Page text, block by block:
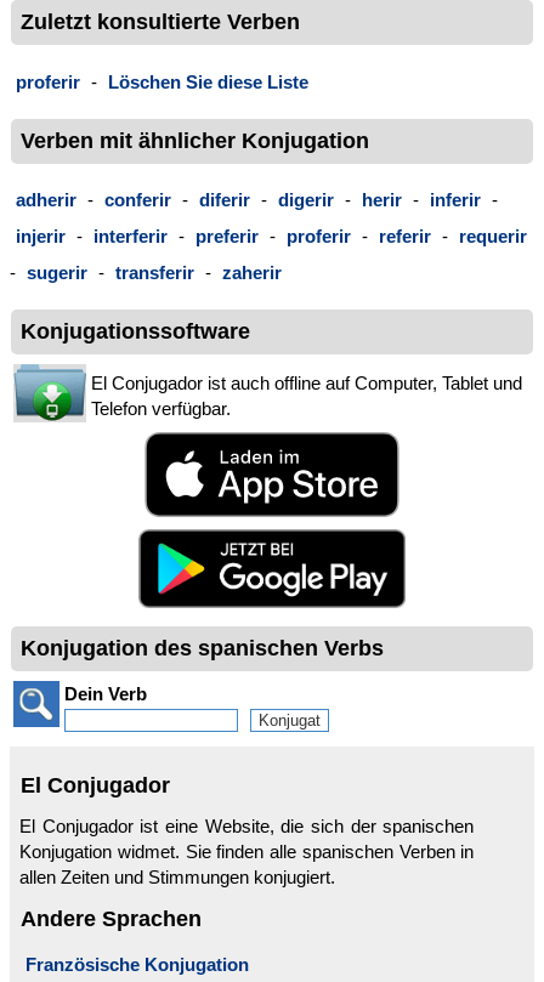
Zuletzt konsultierte Verben
proferir - Löschen Sie diese Liste
Verben mit ähnlicher Konjugation
adherir - conferir - diferir - digerir - herir - inferir -
injerir - interferir - preferir - proferir - referir - requerir
- sugerir - transferir - zaherir
Konjugationssoftware
El Conjugador ist auch offline auf Computer, Tablet und
Telefon verfügbar.
Konjugation des spanischen Verbs
Dein Verb
El Conjugador
El Conjugador ist eine Website, die sich der spanischen
Konjugation widmet. Sie finden alle spanischen Verben in
allen Zeiten und Stimmungen konjugiert.
Andere Sprachen
Französische Konjugation